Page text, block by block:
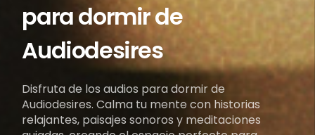
para dormir de
Audiodesires
Disfruta de los audios para dormir de
Audiodesires. Calma tu mente con historias
relajantes, paisajes sonoros y meditaciones